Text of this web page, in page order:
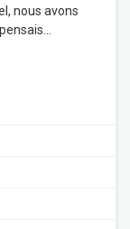
nous avons